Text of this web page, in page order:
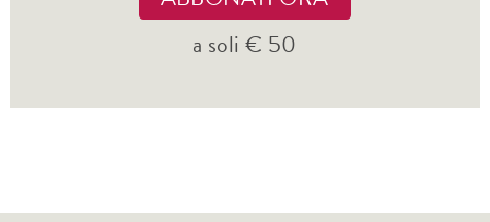
a soli € 50